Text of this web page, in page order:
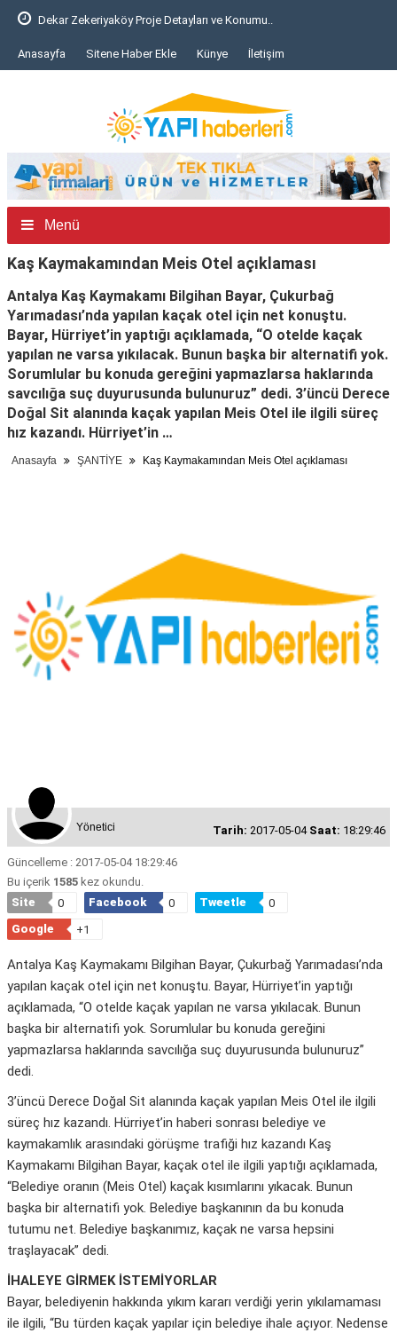
Dekar Zekeriyaköy Proje Detayları ve Konumu..
Anasayfa Sitene Haber Ekle Künye İletişim
Menü
Kaş Kaymakamından Meis Otel açıklaması
Antalya Kaş Kaymakamı Bilgihan Bayar, Çukurbağ
Yarımadası’nda yapılan kaçak otel için net konuştu.
Bayar, Hürriyet’in yaptığı açıklamada, “O otelde kaçak
yapılan ne varsa yıkılacak. Bunun başka bir alternatifi yok.
Sorumlular bu konuda gereğini yapmazlarsa haklarında
savcılığa suç duyurusunda bulunuruz” dedi. 3’üncü Derece
Doğal Sit alanında kaçak yapılan Meis Otel ile ilgili süreç
hız kazandı. Hürriyet’in …
Anasayfa ŞANTİYE Kaş Kaymakamından Meis Otel açıklaması
Yönetici Tarih: 2017-05-04 Saat: 18:29:46
Güncelleme : 2017-05-04 18:29:46
Bu içerik 1585 kez okundu.
Site
0 Facebook 0 Tweetle
0
Google
+1
Antalya Kaş Kaymakamı Bilgihan Bayar, Çukurbağ Yarımadası’nda
yapılan kaçak otel için net konuştu. Bayar, Hürriyet’in yaptığı
açıklamada, “O otelde kaçak yapılan ne varsa yıkılacak. Bunun
başka bir alternatifi yok. Sorumlular bu konuda gereğini
yapmazlarsa haklarında savcılığa suç duyurusunda bulunuruz”
dedi.
3’üncü Derece Doğal Sit alanında kaçak yapılan Meis Otel ile ilgili
süreç hız kazandı. Hürriyet’in haberi sonrası belediye ve
kaymakamlık arasındaki görüşme trafiği hız kazandı Kaş
Kaymakamı Bilgihan Bayar, kaçak otel ile ilgili yaptığı açıklamada,
“Belediye oranın (Meis Otel) kaçak kısımlarını yıkacak. Bunun
başka bir alternatifi yok. Belediye başkanının da bu konuda
tutumu net. Belediye başkanımız, kaçak ne varsa hepsini
traşlayacak” dedi.
İHALEYE GİRMEK İSTEMİYORLAR
Bayar, belediyenin hakkında yıkım kararı verdiği yerin yıkılamaması
ile ilgili, “Bu türden kaçak yapılar için belediye ihale açıyor. Nedense